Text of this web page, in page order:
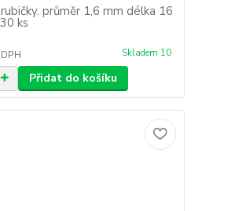
průměr 1,6 mm délka 16
ks
Skladem 10
Přidat do košíku